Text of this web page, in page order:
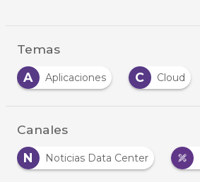
Temas
A
Aplicaciones C Cloud
Canales
N
Noticias Data Center